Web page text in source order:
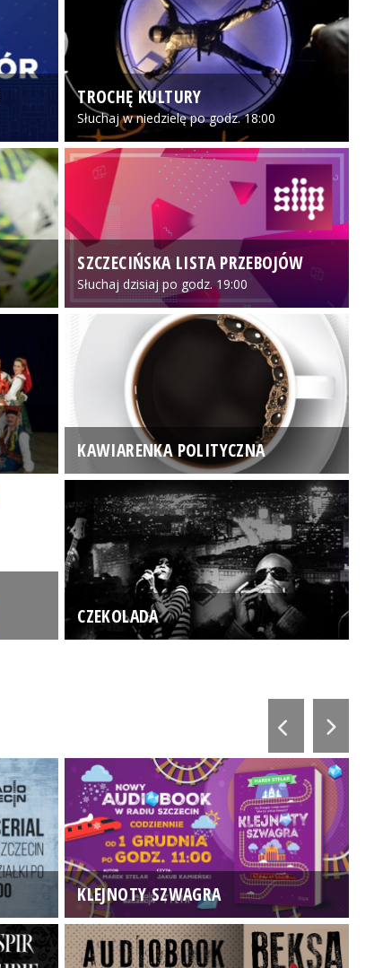
TROCHĘ KULTURY
Słuchaj w niedzielę po godz. 18:00
SZCZECIŃSKA LISTA PRZEBOJÓW
Słuchaj dzisiaj po godz. 19:00
KAWIARENKA POLITYCZNA
CZEKOLADA
KLEJNOTY SZWAGRA